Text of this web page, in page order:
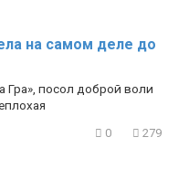
на самом деле до
Гра», посол доброй воли
0 279